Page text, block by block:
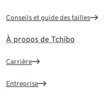
Conseils et guide des tailles
À propos de Tchibo
Carrière
Entreprise